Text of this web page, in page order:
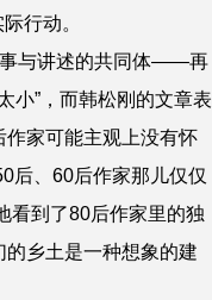
行动。
事与讲述的共同体——再
小”，而韩松刚的文章表
作家可能主观上没有怀
后、60后作家那儿仅仅
看到了80后作家里的独
乡土是一种想象的建